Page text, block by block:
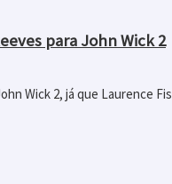
para John Wick 2
Wick 2, já que